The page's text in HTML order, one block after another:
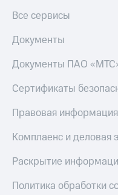
Все сервисы
Документы
Документы ПАО
Сертификаты
Правовая информация
Комплаенс и деловая
Раскрытие
Политика обработки